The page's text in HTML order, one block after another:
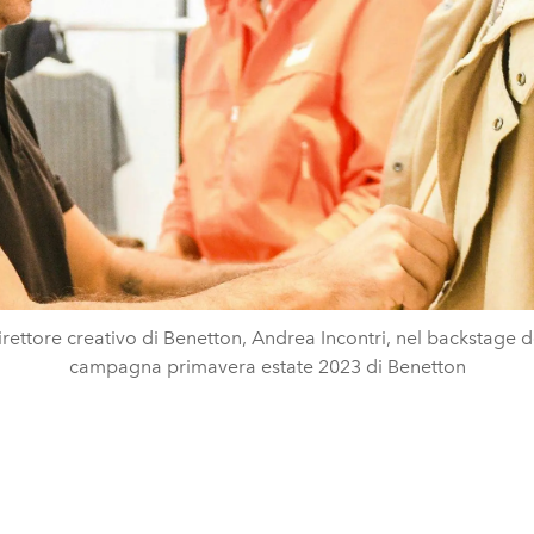
creativo di Benetton, Andrea Incontri, nel backstage
campagna primavera estate 2023 di Benetton